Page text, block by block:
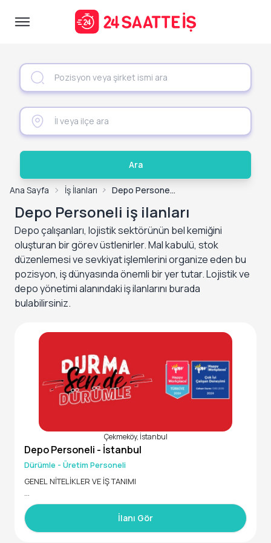
Ara
Ana Sayfa İş İlanları Depo Personeli İş İlanları
Depo Personeli iş ilanları
Depo çalışanları, lojistik sektörünün bel kemiğini
oluşturan bir görev üstlenirler. Mal kabulü, stok
düzenlemesi ve sevkiyat işlemlerini organize eden bu
pozisyon, iş dünyasında önemli bir yer tutar. Lojistik ve
depo yönetimi alanındaki iş ilanlarını burada
bulabilirsiniz.
Çekmeköy, İstanbul
Depo Personeli - İstanbul
Dürümle - Üretim Personeli
GENEL NİTELİKLER VE İŞ TANIMI
Türkiye’nin en hızlı büyüyen zincir restoran markalarından b
iri olan Dürümle’nin İstanbul Çekmeköy Sırapınar Mahalles
i'nde faaliyet gösteren üretim tesisinde görevlendirilmek ü
İlanı Gör